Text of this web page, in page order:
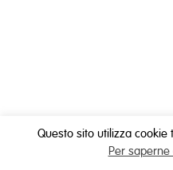
Questo sito utilizza cookie
Per